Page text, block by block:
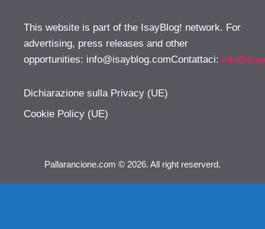
This website is part of the IsayBlog! network. For
advertising, press releases and other
opportunities: info@isayblog.comContattaci:
Dichiarazione sulla Privacy (UE)
Cookie Policy (UE)
Pallarancione.com © 2026. All right reserverd.